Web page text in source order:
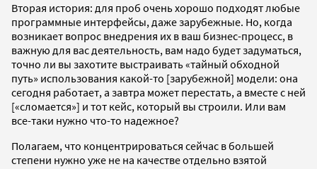
Вторая история: для проб очень хорошо подходят любые
программные интерфейсы, даже зарубежные. Но, когда
возникает вопрос внедрения их в ваш бизнес-процесс, в
важную для вас деятельность, вам надо будет задуматься,
точно ли вы захотите выстраивать «тайный обходной
путь» использования какой-то [зарубежной] модели: она
сегодня работает, а завтра может перестать, а вместе с ней
[«сломается»] и тот кейс, который вы строили. Или вам
все-таки нужно что-то надежное?
Полагаем, что концентрироваться сейчас в большей
степени нужно уже не на качестве отдельно взятой